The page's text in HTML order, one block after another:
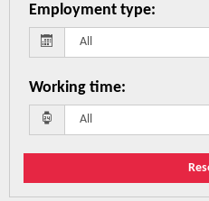
Employment type:
Working time: